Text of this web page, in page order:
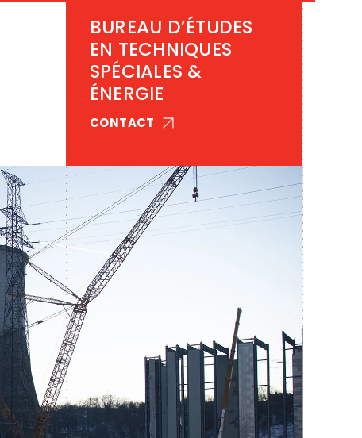
BUREAU D’ÉTUDES
EN TECHNIQUES
SPÉCIALES &
ÉNERGIE
CONTACT